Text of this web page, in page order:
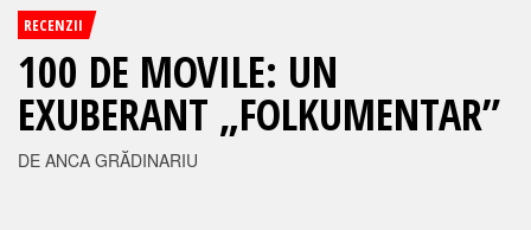
RECENZII
100 DE MOVILE: UN
EXUBERANT „FOLKUMENTAR”
DE ANCA GRĂDINARIU